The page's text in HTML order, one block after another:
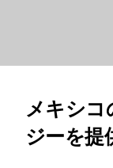
メキシコ
ジーを提